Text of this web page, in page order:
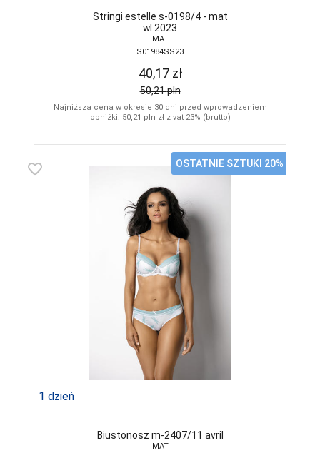
Stringi estelle s-0198/4 - mat
wl 2023
MAT
S01984SS23
40,17 zł
50,21pln
Najniższa cena w okresie 30 dni przed wprowadzeniem
obniżki: 50,21 pln zł z vat 23% (brutto)
favorite_border OSTATNIE SZTUKI 20%
1 dzień
Biustonosz m-2407/11 avril
MAT